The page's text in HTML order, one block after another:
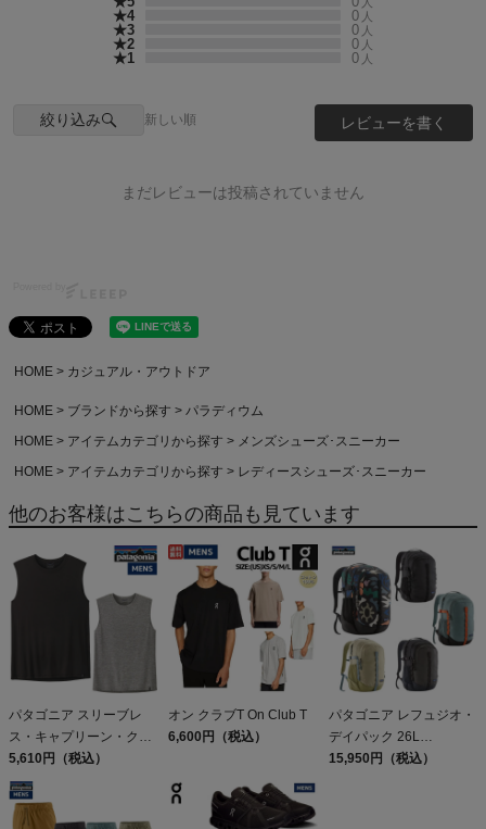
★4 0 人
★3 0 人
★2 0 人
★1 0 人
絞り込み 新しい順 レビューを書く
まだレビューは投稿されていません
HOME カジュアル・アウトドア
HOME ブランドから探す
パラディウム
HOME
アイテムカテゴリから探す
メンズシューズ･スニーカー
HOME
アイテムカテゴリから探す レディースシューズ･スニーカー
他のお客様はこちらの商品も見ています
パタゴニア スリーブレ
ス・キャプリーン・クー
ル・デイリー・シャツ
Patagonia Sleeveless
Capilene Cool Daily
Shirt
5,610円（税込）
オン クラブT On Club T
6,600円（税込）
パタゴニア レフュジオ・
デイパック 26L
PATAGONIA REFUGIO
15,950円（税込）